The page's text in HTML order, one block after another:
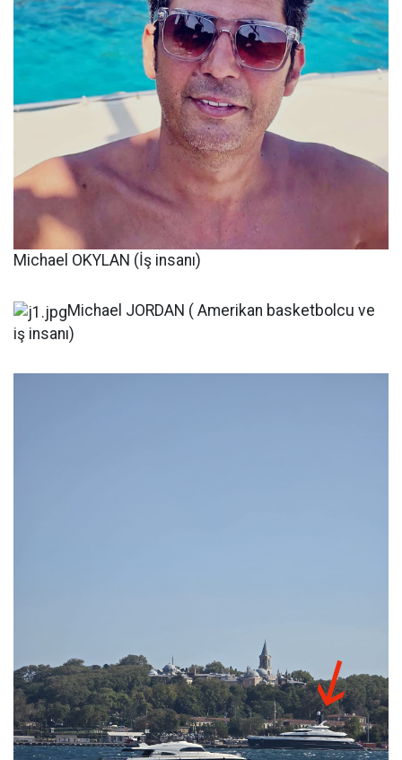
Michael OKYLAN (İş insanı)
Michael JORDAN ( Amerikan basketbolcu ve
iş insanı)